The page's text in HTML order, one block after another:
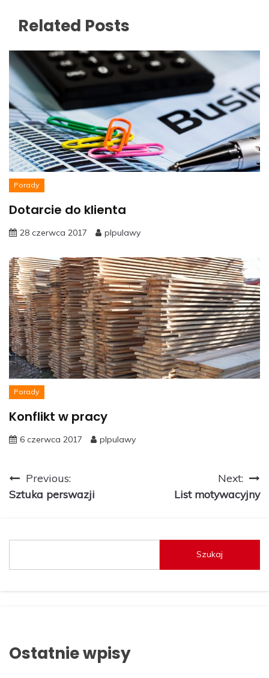
Related Posts
Porady
Dotarcie do klienta
28 czerwca 2017 plpulawy
Porady
Konflikt w pracy
6 czerwca 2017 plpulawy
Nawigacja
wpisu
Previous:
Sztuka perswazji
Next:
List motywacyjny
Szukaj
Ostatnie wpisy